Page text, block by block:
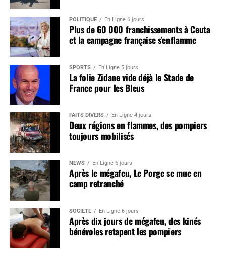
POLITIQUE En Ligne 6 jours
Plus de 60 000 franchissements à Ceuta
et la campagne française s’enflamme
SPORTS En Ligne 5 jours
La folie Zidane vide déjà le Stade de
France pour les Bleus
FAITS DIVERS En Ligne 4 jours
Deux régions en flammes, des pompiers
toujours mobilisés
NEWS En Ligne 6 jours
Après le mégafeu, Le Porge se mue en
camp retranché
SOCIÉTÉ En Ligne 6 jours
Après dix jours de mégafeu, des kinés
bénévoles retapent les pompiers